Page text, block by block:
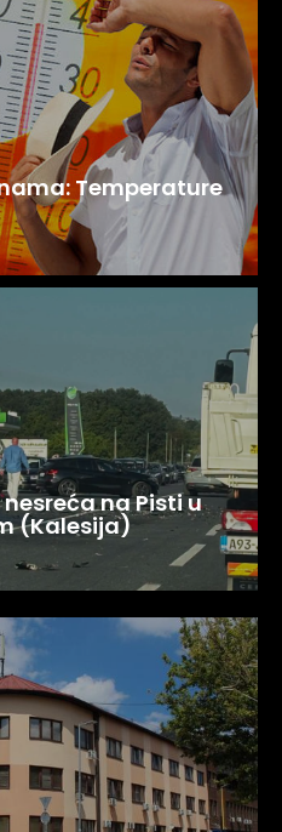
Temperature
na Pisti u
(Kalesija)